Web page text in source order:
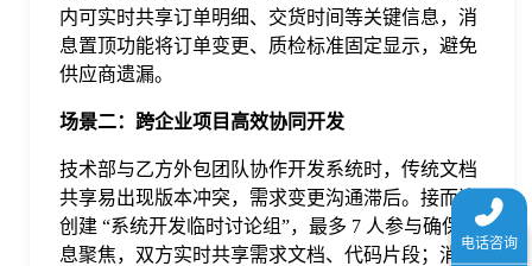
内可实时共享订单明细、交货时间等关键信息，消
息置顶功能将订单变更、质检标准固定显示，避免
供应商遗漏。
场景二：跨企业项目高效协同开发
技术部与乙方外包团队协作开发系统时，传统文档
共享易出现版本冲突，需求变更沟通滞后。接而连
创建 “系统开发临时讨论组”，最多 7 人参与确保信
息聚焦，双方实时共享需求文档、代码片段；消息